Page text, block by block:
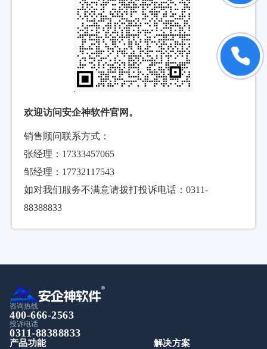
欢迎访问安企神软件官网。
销售顾问联系方式：
张经理：17333457065
邹经理：17732117543
如对我们服务不满意请拨打投诉电话：0311-
88388833
咨询热线
400-666-2563
投诉电话
0311-88388833
产品功能 解决方案